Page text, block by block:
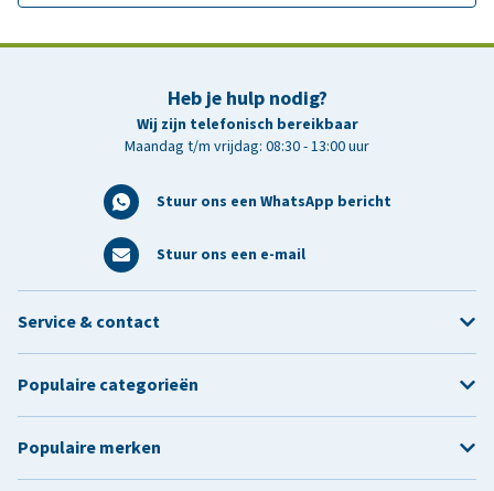
Heb je hulp nodig?
Wij zijn telefonisch bereikbaar
Maandag t/m vrijdag: 08:30 - 13:00 uur
Stuur ons een WhatsApp bericht
Stuur ons een e-mail
Service & contact
Populaire categorieën
Populaire merken